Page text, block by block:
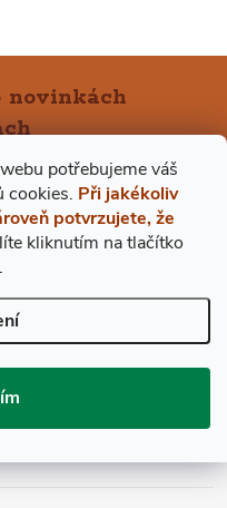
potřebujeme váš
cookies. Při jakékoliv
potvrzujete, že
kliknutím na tlačítko
.
novinkách
ochrany osobních údajů
ODEBÍRAT